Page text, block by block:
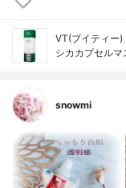
VT(ブイティー)
シカカプセルマ
snowmi